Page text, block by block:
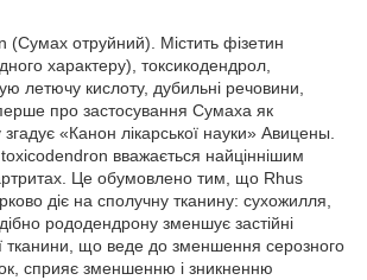
(Сумах отруйний). Містить фізетин
характеру), токсикодендрол,
летючу кислоту, дубильні речовини,
про застосування Сумаха як
згадує «Канон лікарської науки» Авицены.
вважається найціннішим
Це обумовлено тим, що Rhus
діє на сполучну тканину: сухожилля,
рододендрону зменшує застійні
тканини, що веде до зменшення серозного
сприяє зменшенню і зникненню